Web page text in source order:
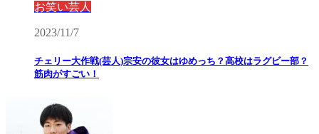
お笑い芸人
2023/11/7
チェリー大作戦(芸人)宗安の彼女はゆめっち？高校はラグビー部？
筋肉がすごい！